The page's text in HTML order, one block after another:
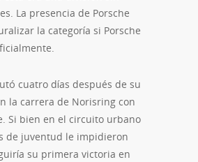
La presencia de Porsche
la categoría si Porsche
cuatro días después de su
la carrera de Norisring con
Si bien en el circuito urbano
de juventud le impidieron
su primera victoria en